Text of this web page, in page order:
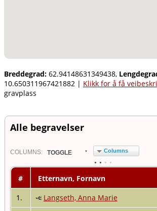
Breddegrad: 62.94148631349438,
10.650311967421882 | Klikk for å få
gravplass
Alle begravelser
COLUMN S: TOGGLE Columns
#
Etternavn, Fornavn
1.
Langseth, Anna Marie